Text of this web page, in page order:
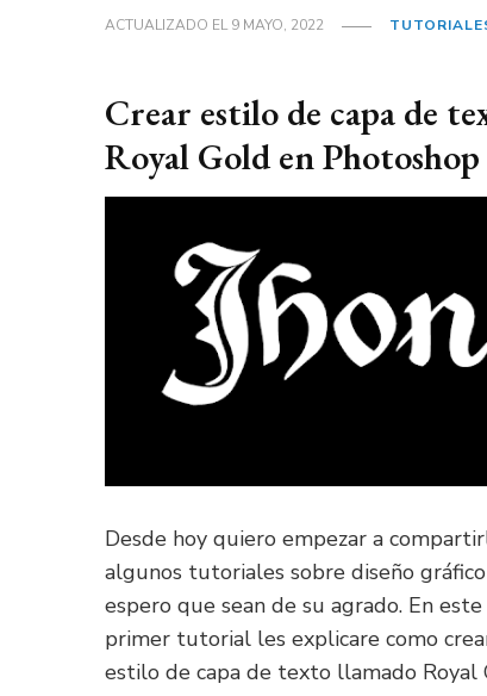
ACTUALIZADO EL9 MAYO, 2022
Crear estilo de capa de
Royal Gold en Photoshop
Desde hoy quiero empezar a
algunos tutoriales sobre diseño
espero que sean de su agrado. En este
primer tutorial les explicare como
estilo de capa de texto llamado Royal